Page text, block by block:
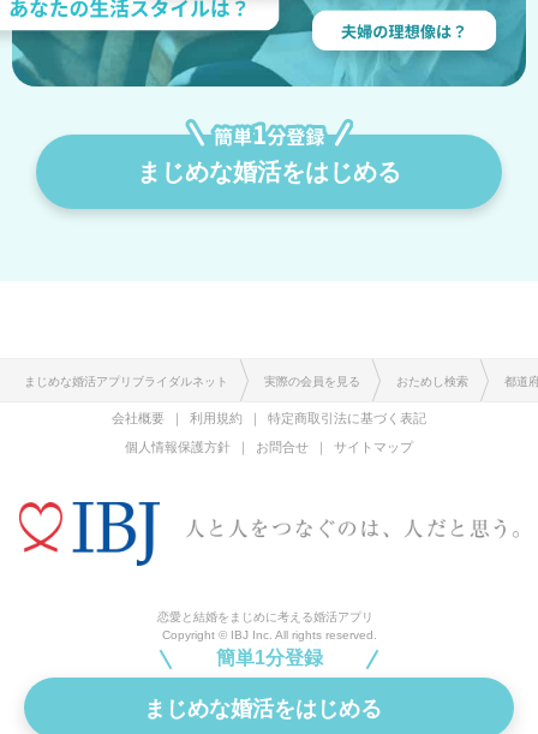
まじめな婚活をはじめる
簡単1分登録
まじめな婚活をはじめる
まじめな婚活アプリブライダルネット 実際の会員を見る おためし検索 都道
会社概要 利用規約
特定商取引法に基づく表記
個人情報保護方針
お問合せ サイトマップ
恋愛と結婚をまじめに考える婚活アプリ
Copyright © IBJ Inc. All rights reserved.